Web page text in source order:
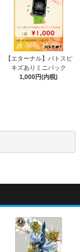
【エターナル】バトスピ
キズありミニパック
1,000円(内税)